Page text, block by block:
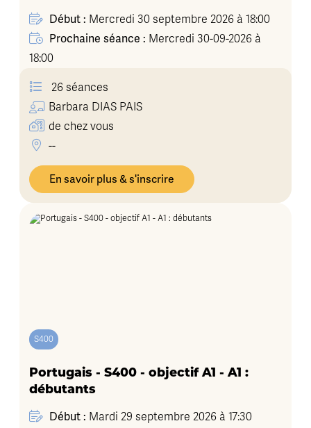
Début : Mercredi 30 septembre 2026 à 18:00
Prochaine séance : Mercredi 30-09-2026 à
18:00
26 séances
Barbara DIAS PAIS
de chez vous
--
En savoir plus & s'inscrire
S400
Portugais - S400 - objectif A1 - A1 :
débutants
Début : Mardi 29 septembre 2026 à 17:30